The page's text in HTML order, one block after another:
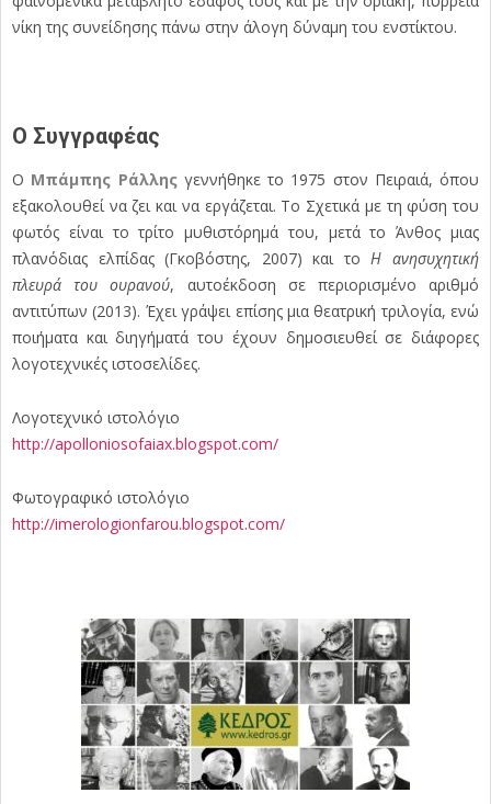
νίκη της συνείδησης πάνω στην άλογη δύναμη του ενστίκτου.
Ο Συγγραφέας
Ο Μπάμπης Ράλλης γεννήθηκε το 1975 στον Πειραιά, όπου
εξακολουθεί να ζει και να εργάζεται. Το Σχετικά με τη φύση του
φωτός είναι το τρίτο μυθιστόρημά του, μετά το Άνθος μιας
πλανόδιας ελπίδας (Γκοβόστης, 2007) και το Η ανησυχητική
πλευρά του ουρανού, αυτοέκδοση σε περιορισμένο αριθμό
αντιτύπων (2013). Έχει γράψει επίσης μια θεατρική τριλογία, ενώ
ποιήματα και διηγήματά του έχουν δημοσιευθεί σε διάφορες
λογοτεχνικές ιστοσελίδες.
Λογοτεχνικό ιστολόγιο
http://apolloniosofaiax.blogspot.com/
Φωτογραφικό ιστολόγιο
http://imerologionfarou.blogspot.com/